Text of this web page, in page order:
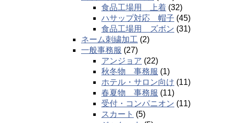
食品工場用 上着 (32)
ハサップ対応 帽子 (45)
食品工場用 ズボン (31)
ネーム刺繍加工 (2)
一般事務服 (27)
アンジョア (22)
秋冬物 事務服 (1)
ホテル・サロン向け (11)
春夏物 事務服 (11)
受付・コンパニオン (11)
スカート (5)